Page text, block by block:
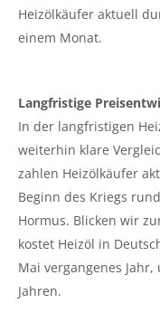
Heizölkäufer aktuell
einem Monat.
Langfristige
In der langfristigen
weiterhin klare
zahlen Heizölkäufer
Beginn des Kriegs
Hormus. Blicken wir
kostet Heizöl in
Mai vergangenes
Jahren.